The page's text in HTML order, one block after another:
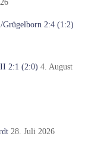
Grügelborn 2:4 (1:2)
2:1 (2:0) 4. August
28. Juli 2026